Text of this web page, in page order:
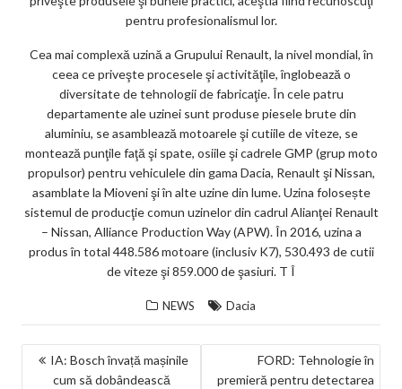
pentru profesionalismul lor.
Cea mai complexă uzină a Grupului Renault, la nivel mondial, în
ceea ce priveşte procesele şi activităţile, înglobează o
diversitate de tehnologii de fabricaţie. În cele patru
departamente ale uzinei sunt produse piesele brute din
aluminiu, se asamblează motoarele şi cutiile de viteze, se
montează punţile faţă şi spate, osiile şi cadrele GMP (grup moto
propulsor) pentru vehiculele din gama Dacia, Renault şi Nissan,
asamblate la Mioveni şi în alte uzine din lume. Uzina folosește
sistemul de producţie comun uzinelor din cadrul Alianţei Renault
– Nissan, Alliance Production Way (APW). În 2016, uzina a
produs în total 448.586 motoare (inclusiv K7), 530.493 de cutii
de viteze şi 859.000 de şasiuri. T Î
NEWS Dacia
NAVIGARE
IA: Bosch învață mașinile
cum să dobândească
FORD: Tehnologie în
premieră pentru detectarea